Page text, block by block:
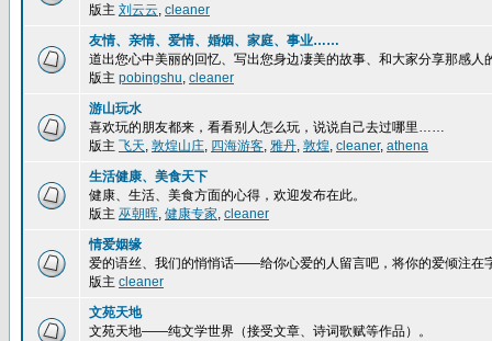
版主 刘云云, cleaner
友情、亲情、爱情、婚姻、家庭、事业……
道出您心中美丽的回忆、写出您身边凄美的故事、和大家分享那感
版主 pobingshu, cleaner
游山玩水
喜欢玩的朋友都来，看看别人怎么玩，说说自己去过哪里……
版主 飞天, 敦煌山庄, 四海游客, 雅丹, 敦煌, cleaner, athena
生活健康、美食天下
健康、生活、美食方面的心得，欢迎发布在此。
版主 巫朝晖, 健康专家, cleaner
情爱姻缘
爱的语丝、我们的悄悄话——给你心爱的人留言吧，将你的爱倾注
版主 cleaner
文苑天地
文苑天地——纯文学世界（接受文章、诗词歌赋等作品）。